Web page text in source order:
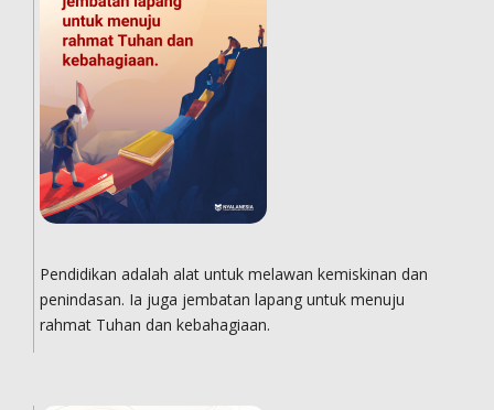
Pendidikan adalah alat untuk melawan kemiskinan dan
penindasan. Ia juga jembatan lapang untuk menuju
rahmat Tuhan dan kebahagiaan.